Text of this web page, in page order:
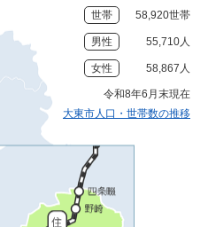
世帯 58,920世帯
男性 55,710人
女性 58,867人
令和8年6月末現在
大東市人口・世帯数の推移